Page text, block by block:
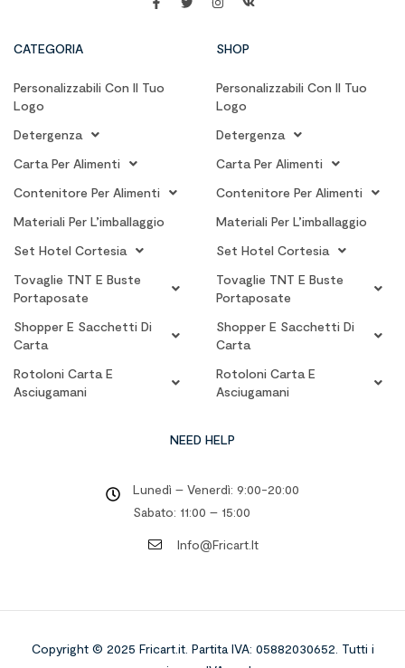
CATEGORIA
Personalizzabili Con Il Tuo
Logo
Detergenza
Carta Per Alimenti
Contenitore Per Alimenti
Materiali Per L’imballaggio
Set Hotel Cortesia
Tovaglie TNT E Buste
Portaposate
Shopper E Sacchetti Di
Carta
Rotoloni Carta E
Asciugamani
SHOP
Personalizzabili Con Il Tuo
Logo
Detergenza
Carta Per Alimenti
Contenitore Per Alimenti
Materiali Per L’imballaggio
Set Hotel Cortesia
Tovaglie TNT E Buste
Portaposate
Shopper E Sacchetti Di
Carta
Rotoloni Carta E
Asciugamani
NEED HELP
Lunedì – Venerdì: 9:00-20:00
Sabato: 11:00 – 15:00
Info@fricart.it
Copyright © 2025 Fricart.it. Partita IVA: 05882030652. Tutti i